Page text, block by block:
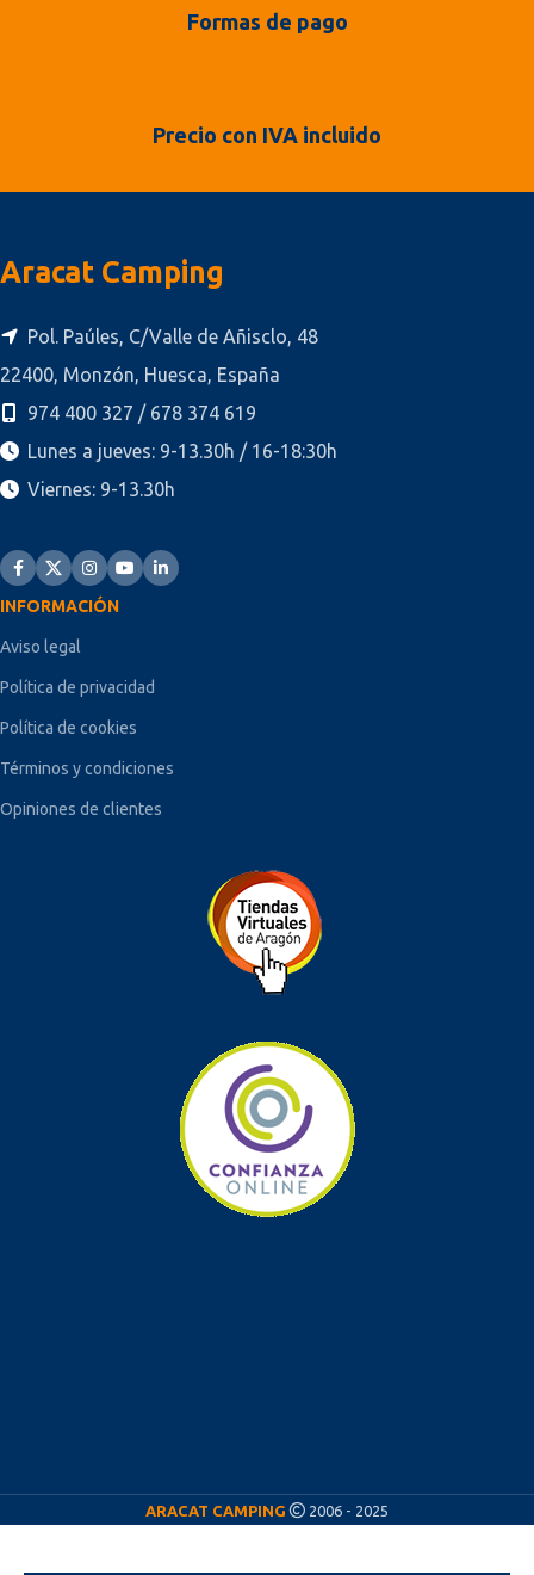
Formas de pago
Precio con IVA incluido
Aracat Camping
Pol. Paúles, C/Valle de Añisclo, 48
22400, Monzón, Huesca, España
974 400 327 / 678 374 619
Lunes a jueves: 9-13.30h / 16-18:30h
Viernes: 9-13.30h
INFORMACIÓN
Aviso legal
Política de privacidad
Política de cookies
Términos y condiciones
Opiniones de clientes
ARACAT CAMPING 2006 - 2025